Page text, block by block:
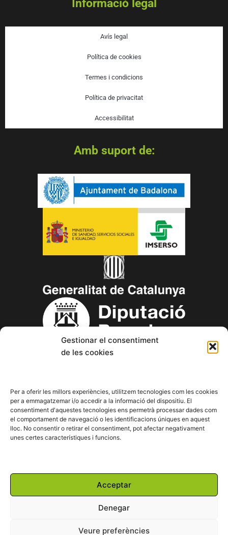
Gestionar el consentiment
de les cookies
Per a oferir les millors experiències, utilitzem tecnologies com les cookies
per a emmagatzemar i/o accedir a la informació del dispositiu. El
consentiment d'aquestes tecnologies ens permetrà processar dades com
el comportament de navegació o les identificacions úniques en aquest
lloc. No consentir o retirar el consentiment, pot afectar negativament
unes certes característiques i funcions.
Acceptar
Denegar
Veure preferències
Informació legal
Avís legal
Política de cookies
Termes i condicions
Política de privacitat
Accessibilitat
Amb suport de:
F
a
c
o
T
w
i
r
Y
o
u
e
I
n
r
m
L
i
i
Powered by: